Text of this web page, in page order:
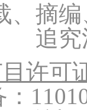
、摘
追
许可